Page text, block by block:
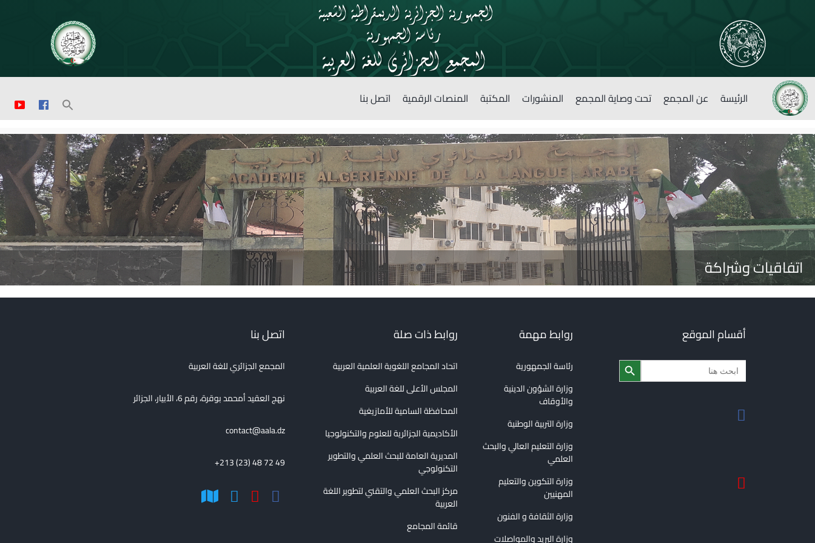
الرئيسة عن المجمع تحت وصاية المجمع المنشورات المكتبة المنصات الرقمية اتصل بنا
اتفاقيات وشراكة
أقسام الموقع
Search
for:
Search Button
روابط مهمة
رئاسة الجمهورية
وزارة الشؤون الدينية
والأوقاف
وزارة التربية الوطنية
وزارة التعليم العالي والبحث
العلمي
وزارة التكوين والتعليم
المهنيين
وزارة الثقافة و الفنون
وزارة البريد والمواصلات
روابط ذات صلة
اتحاد المجامع اللغوية العلمية العربية
المجلس الأعلى للغة العربية
المحافظة السامية للأمازيغية
الأكاديمية الجزائرية للعلوم والتكنولوجيا
المديرية العامة للبحث العلمي والتطوير
التكنولوجي
مركز البحث العلمي والتقني لتطوير اللغة
العربية
قائمة المجامع
اتصل بنا
المجمع الجزائري للغة العربية
نهج العقيد أمحمد بوقرة، رقم 6، الأبيار، الجزائر
contact@aala.dz
+213 (23) 48 72 49